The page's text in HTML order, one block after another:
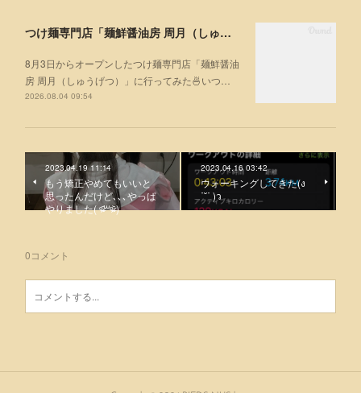
つけ麺専門店「麺鮮醤油房 周月（しゅうげつ）」⁡ に行ってみた🍜
8月3日からオープンしたつけ麺専門店「麺鮮醤油
房 周月（しゅうげつ）」⁡に行ってみた🍜いつ…
2026.08.04 09:54
2023.04.19 11:14
もう矯正やめてもいいと
思ったんだけど､､､やっぱ
やりました( ᵒ̴̶̷᷄꒳ᵒ̴̶̷᷅ )
2023.04.16 03:42
ウォーキングしてきた(ง
˙˘˙ )ว
0コメント